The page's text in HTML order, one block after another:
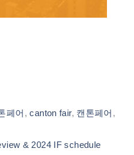
페어 ,canton fair, 캔톤페어 ,
& 2024 IF schedule